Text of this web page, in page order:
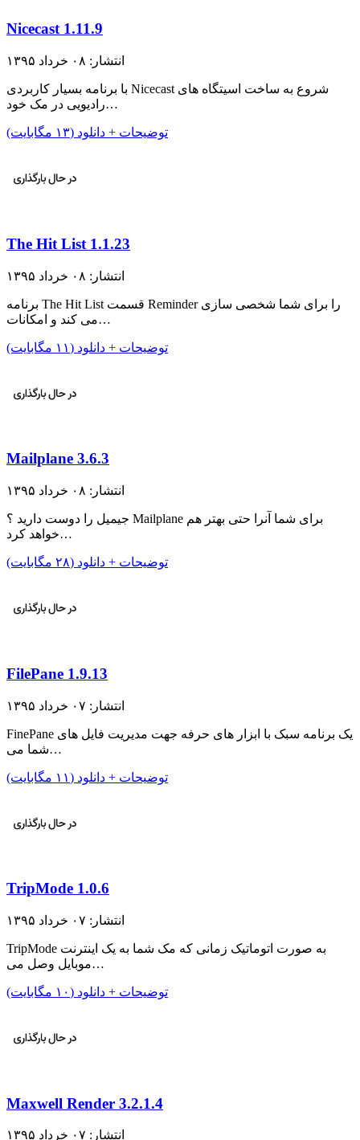
Nicecast 1.11.9
انتشار: ۰۸ خرداد ۱۳۹۵
با برنامه بسیار کاربردی Nicecast شروع به ساخت اسیتگاه های
رادیویی در مک خود…
توضیحات + دانلود (۱۳ مگابایت)
The Hit List 1.1.23
انتشار: ۰۸ خرداد ۱۳۹۵
برنامه The Hit List قسمت Reminder را برای شما شخصی سازی
می کند و امکانات…
توضیحات + دانلود (۱۱ مگابایت)
Mailplane 3.6.3
انتشار: ۰۸ خرداد ۱۳۹۵
جیمیل را دوست دارید ؟ Mailplane برای شما آنرا حتی بهتر هم
خواهد کرد…
توضیحات + دانلود (۲۸ مگابایت)
FilePane 1.9.13
انتشار: ۰۷ خرداد ۱۳۹۵
FinePane یک برنامه سبک با ابزار های حرفه جهت مدیریت فایل های
شما می…
توضیحات + دانلود (۱۱ مگابایت)
TripMode 1.0.6
انتشار: ۰۷ خرداد ۱۳۹۵
TripMode به صورت اتوماتیک زمانی که مک شما به یک اینترنت
موبایل وصل می…
توضیحات + دانلود (۱۰ مگابایت)
Maxwell Render 3.2.1.4
انتشار: ۰۷ خرداد ۱۳۹۵